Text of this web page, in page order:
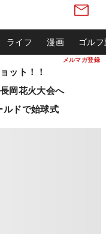
メルマガ登録
ライフ 漫画 ゴル
ット！！
岡花火大会へ
ルドで始球式